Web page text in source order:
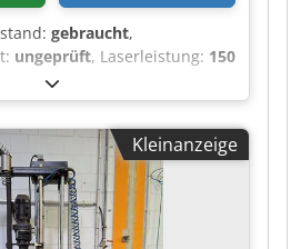
gebraucht,
ungeprüft, Laserleistung: 150
450 nm
Laser-Laboranlage
Blaulaser – Baujahr
eine gebrauchte,
Laser-
(„LaserProcessingCell / LPC-
2018 als internes
für
Kleinanzeige